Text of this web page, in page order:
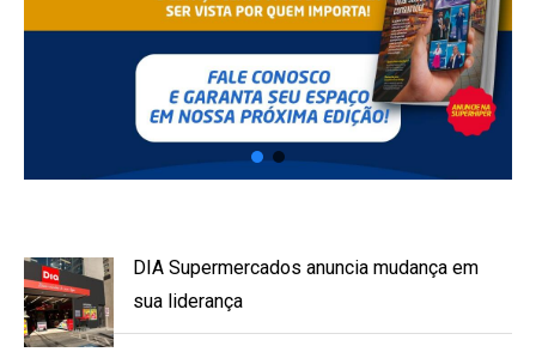
DIA Supermercados anuncia mudança em
sua liderança